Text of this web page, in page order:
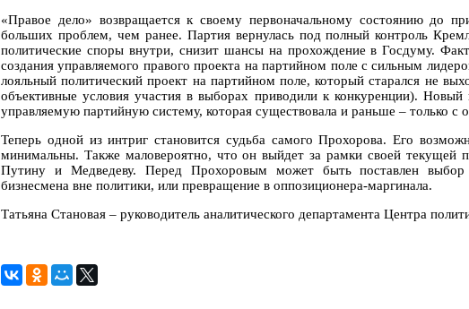
«Правое дело» возвращается к своему первоначальному состоянию до
больших проблем, чем ранее. Партия вернулась под полный контроль
политические споры внутри, снизит шансы на прохождение в Госдуму.
создания управляемого правого проекта на партийном поле с сильным
лояльный политический проект на партийном поле, который старался не
объективные условия участия в выборах приводили к конкуренции).
управляемую партийную систему, которая существовала и раньше – только
Теперь одной из интриг становится судьба самого Прохорова. Его
минимальны. Также маловероятно, что он выйдет за рамки своей текущей
Путину и Медведеву. Перед Прохоровым может быть поставлен
бизнесмена вне политики, или превращение в оппозиционера-маргинала.
Татьяна Становая – руководитель аналитического департамента Центра